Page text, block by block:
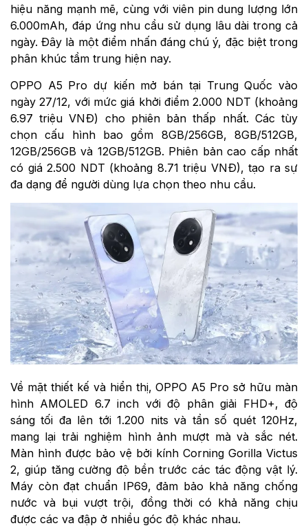
hiệu năng mạnh mẽ, cùng với viên pin dung lượng lớn
6.000mAh, đáp ứng nhu cầu sử dụng lâu dài trong cả
ngày. Đây là một điểm nhấn đáng chú ý, đặc biệt trong
phân khúc tầm trung hiện nay.
OPPO A5 Pro dự kiến mở bán tại Trung Quốc vào
ngày 27/12, với mức giá khởi điểm 2.000 NDT (khoảng
6.97 triệu VNĐ) cho phiên bản thấp nhất. Các tùy
chọn cấu hình bao gồm 8GB/256GB, 8GB/512GB,
12GB/256GB và 12GB/512GB. Phiên bản cao cấp nhất
có giá 2.500 NDT (khoảng 8.71 triệu VNĐ), tạo ra sự
đa dạng để người dùng lựa chọn theo nhu cầu.
Về mặt thiết kế và hiển thị, OPPO A5 Pro sở hữu màn
hình AMOLED 6.7 inch với độ phân giải FHD+, độ
sáng tối đa lên tới 1.200 nits và tần số quét 120Hz,
mang lại trải nghiệm hình ảnh mượt mà và sắc nét.
Màn hình được bảo vệ bởi kính Corning Gorilla Victus
2, giúp tăng cường độ bền trước các tác động vật lý.
Máy còn đạt chuẩn IP69, đảm bảo khả năng chống
nước và bụi vượt trội, đồng thời có khả năng chịu
được các va đập ở nhiều góc độ khác nhau.